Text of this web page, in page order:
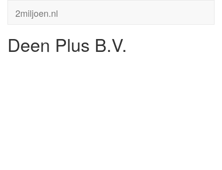
2miljoen.nl
Deen Plus B.V.